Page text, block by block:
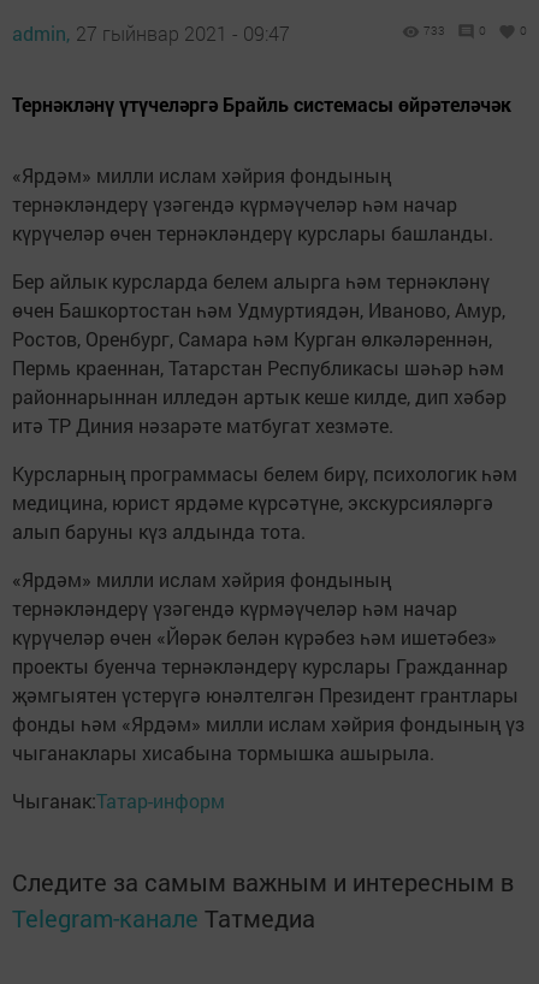
admin, 27 гыйнвар 2021 - 09:47 733 0 0
Тернәкләнү үтүчеләргә Брайль системасы өйрәтеләчәк
«Ярдәм» милли ислам хәйрия фондының
тернәкләндерү үзәгендә күрмәүчеләр һәм начар
күрүчеләр өчен тернәкләндерү курслары башланды.
Бер айлык курсларда белем алырга һәм тернәкләнү
өчен Башкортостан һәм Удмуртиядән, Иваново, Амур,
Ростов, Оренбург, Самара һәм Курган өлкәләреннән,
Пермь краеннан, Татарстан Республикасы шәһәр һәм
районнарыннан илледән артык кеше килде, дип хәбәр
итә ТР Диния нәзарәте матбугат хезмәте.
Курсларның программасы белем бирү, психологик һәм
медицина, юрист ярдәме күрсәтүне, экскурсияләргә
алып баруны күз алдында тота.
«Ярдәм» милли ислам хәйрия фондының
тернәкләндерү үзәгендә күрмәүчеләр һәм начар
күрүчеләр өчен «Йөрәк белән күрәбез һәм ишетәбез»
проекты буенча тернәкләндерү курслары Гражданнар
җәмгыятен үстерүгә юнәлтелгән Президент грантлары
фонды һәм «Ярдәм» милли ислам хәйрия фондының үз
чыганаклары хисабына тормышка ашырыла.
Чыганак:Татар-информ
Следите за самым важным и интересным в
Telegram-канале Татмедиа